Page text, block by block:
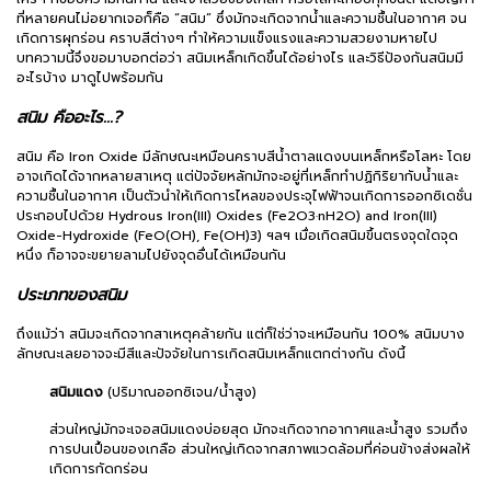
ที่หลายคนไม่อยากเจอก็คือ “สนิม” ซึ่งมักจะเกิดจากน้ำและความชื้นในอากาศ จน
เกิดการผุกร่อน คราบสีต่างๆ ทำให้ความแข็งแรงและความสวยงามหายไป
บทความนี้จึงขอมาบอกต่อว่า สนิมเหล็กเกิดขึ้นได้อย่างไร และวิธีป้องกันสนิมมี
อะไรบ้าง มาดูไปพร้อมกัน
สนิม คืออะไร...?
สนิม คือ Iron Oxide มีลักษณะเหมือนคราบสีน้ำตาลแดงบนเหล็กหรือโลหะ โดย
อาจเกิดได้จากหลายสาเหตุ แต่ปัจจัยหลักมักจะอยู่ที่เหล็กทำปฏิกิริยากับน้ำและ
ความชื้นในอากาศ เป็นตัวนำให้เกิดการไหลของประจุไฟฟ้าจนเกิดการออกซิเดชั่น
ประกอบไปด้วย Hydrous Iron(III) Oxides (Fe2O3·nH2O) and Iron(III)
Oxide-Hydroxide (FeO(OH), Fe(OH)3) ฯลฯ เมื่อเกิดสนิมขึ้นตรงจุดใดจุด
หนึ่ง ก็อาจจะขยายลามไปยังจุดอื่นได้เหมือนกัน
ประเภทของสนิม
ถึงแม้ว่า สนิมจะเกิดจากสาเหตุคล้ายกัน แต่ก็ใช่ว่าจะเหมือนกัน 100% สนิมบาง
ลักษณะเลยอาจจะมีสีและปัจจัยในการเกิดสนิมเหล็กแตกต่างกัน ดังนี้
สนิมแดง (ปริมาณออกซิเจน/น้ำสูง)
ส่วนใหญ่มักจะเจอสนิมแดงบ่อยสุด มักจะเกิดจากอากาศและน้ำสูง รวมถึง
การปนเปื้อนของเกลือ ส่วนใหญ่เกิดจากสภาพแวดล้อมที่ค่อนข้างส่งผลให้
เกิดการกัดกร่อน